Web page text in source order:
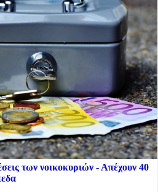
των νοικοκυριών - Απέχουν 40